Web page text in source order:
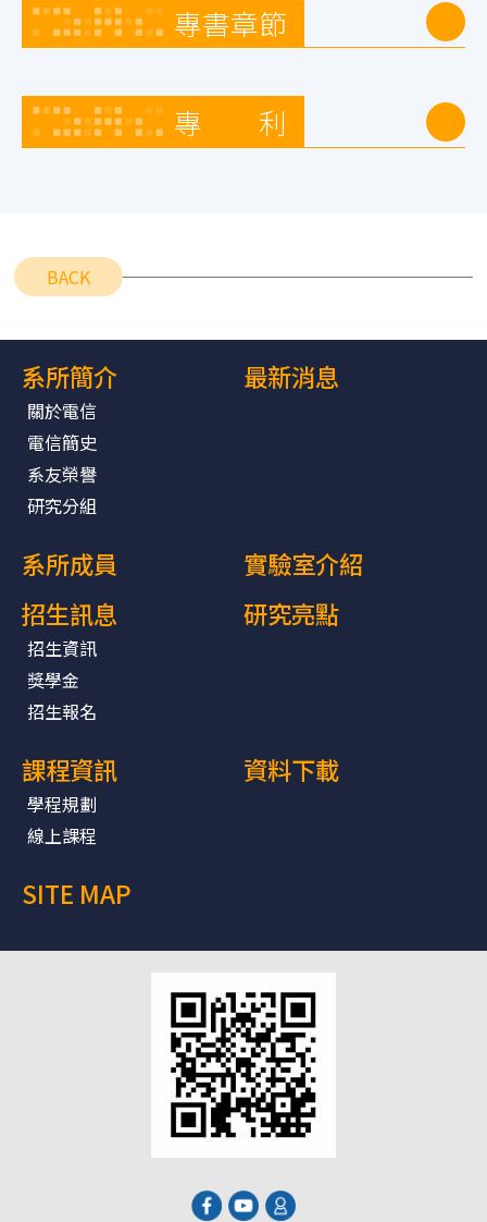
專書章節
專 利
BACK
系所簡介
關於電信
電信簡史
系友榮譽
研究分組
最新消息
系所成員
實驗室介紹
招生訊息
招生資訊
獎學金
招生報名
研究亮點
課程資訊
學程規劃
線上課程
資料下載
SITE MAP